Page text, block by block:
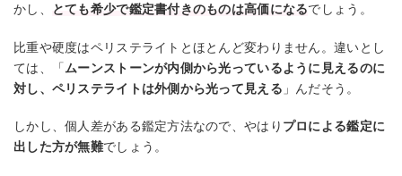
かし、
とても希少で鑑定書付きのものは高価になるでしょう。
比重や硬度はペリステライトとほとんど変わりません。違いとし
ては、「ムーンストーンが内側から光っているように見えるのに
対し、ペリステライトは外側から光って見える 」んだそう。
しかし、個人差がある鑑定方法なので、やはり プロによる鑑定に
出した方が無難でしょう。